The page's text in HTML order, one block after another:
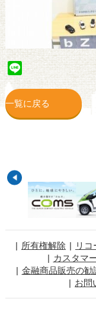
Line
一覧に戻る
所有権解除 リコ
カスタマ
金融商品販売の勧
お問